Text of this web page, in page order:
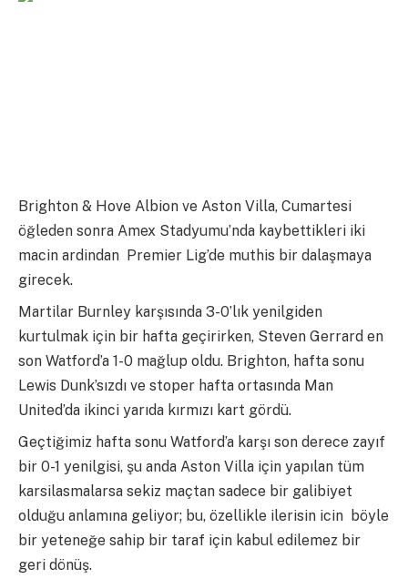
Brighton & Hove Albion ve Aston Villa, Cumartesi
öğleden sonra Amex Stadyumu’nda kaybettikleri iki
macin ardindan Premier Lig’de muthis bir dalaşmaya
girecek.
Martilar Burnley karşısında 3-0’lık yenilgiden
kurtulmak için bir hafta geçirirken, Steven Gerrard en
son Watford’a 1-0 mağlup oldu. Brighton, hafta sonu
Lewis Dunk’sızdı ve stoper hafta ortasında Man
United’da ikinci yarıda kırmızı kart gördü.
Geçtiğimiz hafta sonu Watford’a karşı son derece zayıf
bir 0-1 yenilgisi, şu anda Aston Villa için yapılan tüm
karsilasmalarsa sekiz maçtan sadece bir galibiyet
olduğu anlamına geliyor; bu, özellikle ilerisin icin böyle
bir yeteneğe sahip bir taraf için kabul edilemez bir
geri dönüş.